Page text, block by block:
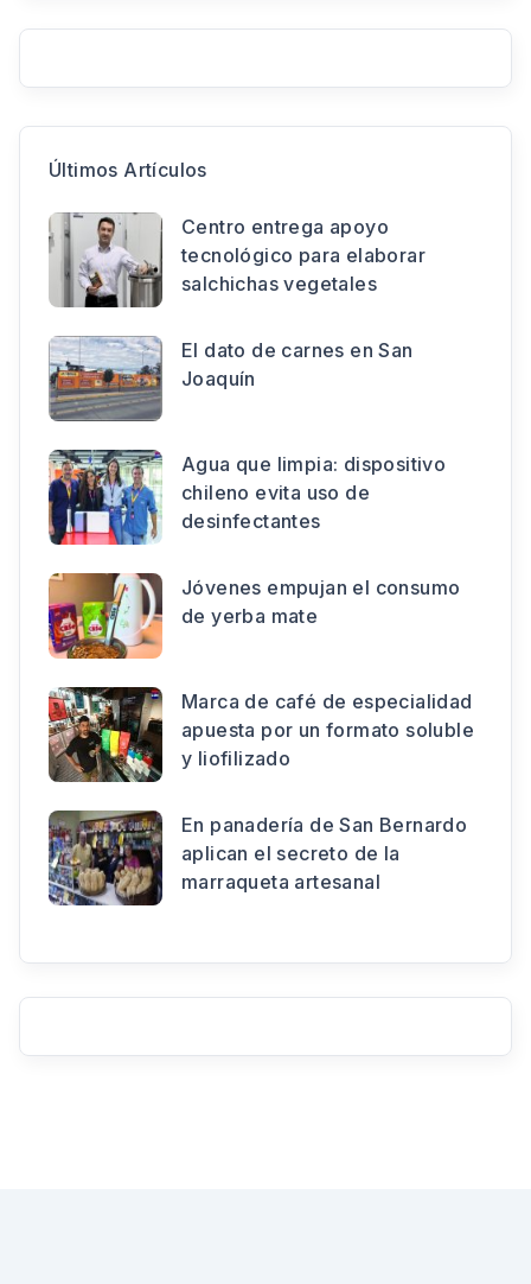
Últimos Artículos
Centro entrega apoyo
tecnológico para elaborar
salchichas vegetales
El dato de carnes en San
Joaquín
Agua que limpia: dispositivo
chileno evita uso de
desinfectantes
Jóvenes empujan el consumo
de yerba mate
Marca de café de especialidad
apuesta por un formato soluble
y liofilizado
En panadería de San Bernardo
aplican el secreto de la
marraqueta artesanal